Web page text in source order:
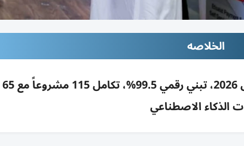
الخلاصه
الذكاء الاصطناعي